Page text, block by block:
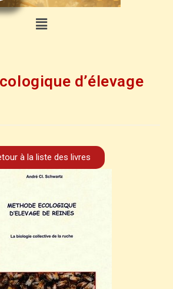
d’élevage
à la liste des livres